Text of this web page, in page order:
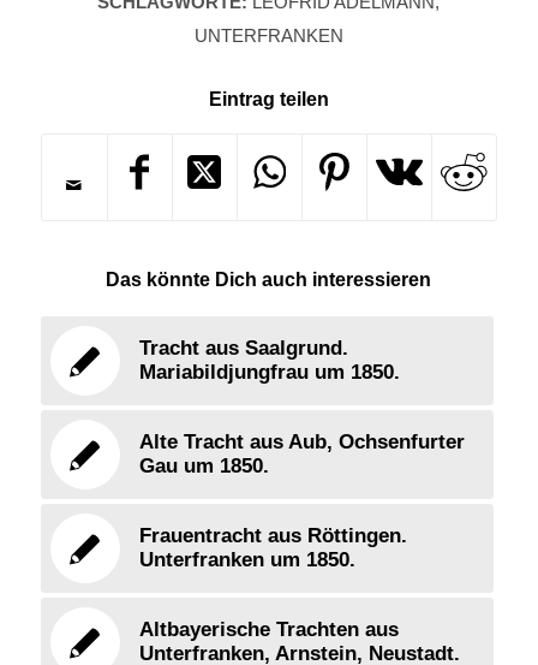
UNTERFRANKEN
Eintrag teilen
Das könnte Dich auch interessieren
Tracht aus Saalgrund.
Mariabildjungfrau um 1850.
Alte Tracht aus Aub, Ochsenfurter
Gau um 1850.
Frauentracht aus Röttingen.
Unterfranken um 1850.
Altbayerische Trachten aus
Unterfranken, Arnstein, Neustadt.